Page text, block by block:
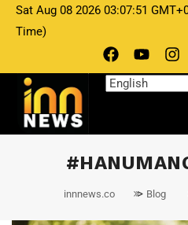
Sat Aug 08 2026 03:07:51
Time)
innnews.co > Blog